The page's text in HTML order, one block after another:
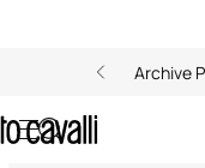
Archive